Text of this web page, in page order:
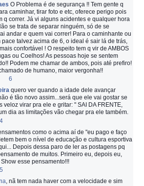
O Problema é de segurança !! Tem gente q
caminhar, tirar foto e etc, oferece perigo pois
q correr. Já vi alguns acidentes e qualquer hora
se trata de separar ninguém, só de se
andar e quem vai correr! Para o caminhante ou
pace talvez acima de 6, o ideal é sair lá de trás,
confortável ! O respeito tem q vir de AMBOS
ou Coelhos! As pessoas hoje se sentem
Podem me chamar de ambos, pois até prefiro!
de humano, maior vergonha!!
6
quero ver quando a idade dele avançar
é tão novo assim...será que ele vai gostar se
veloz virar pra ele e gritar: " SAI DA FRENTE,
dia as limitações vão chegar pra ele também.
4
como o acima aí de "eu pago e faço
bem o nível de educação e cultura esportiva
Depois dessa paro de ler as postagens pq
de muitos. Primeiro eu, depois eu,
esse pensamento!!!
5
, nã tem nada haver com a velocidade e sim